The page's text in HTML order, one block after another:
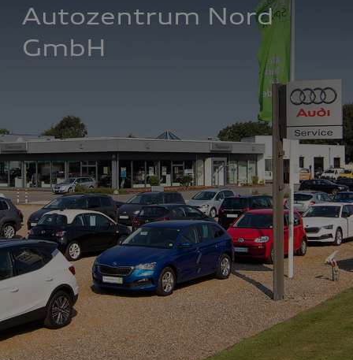
Autozentrum Nord
GmbH